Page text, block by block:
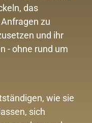
das
zu
und ihr
- ohne rund um
wie sie
sich